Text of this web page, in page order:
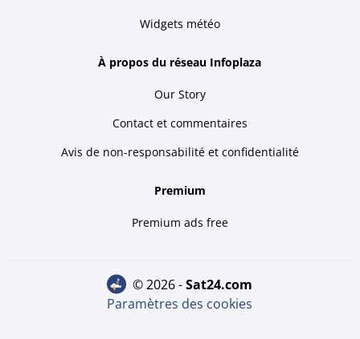
Widgets météo
À propos du réseau Infoplaza
Our Story
Contact et commentaires
Avis de non-responsabilité et confidentialité
Premium
Premium ads free
© 2026 - sat24.com
Paramètres des cookies